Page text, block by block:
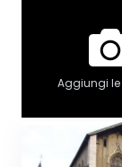
Aggiungi